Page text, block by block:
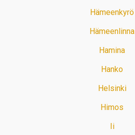
Hämeenkyrö
Hämeenlinna
Hamina
Hanko
Helsinki
Himos
Ii